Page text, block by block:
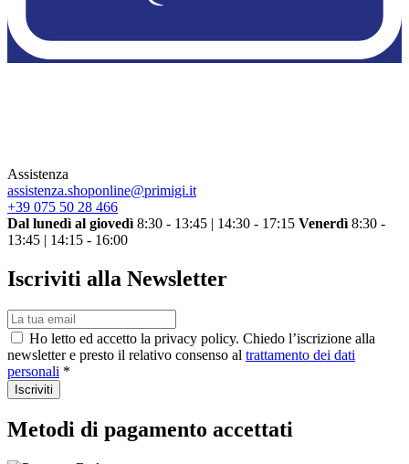
Assistenza
assistenza.shoponline@primigi.it
+39 075 50 28 466
Dal lunedì al giovedì 8:30 - 13:45 | 14:30 - 17:15 Venerdì 8:30 -
13:45 | 14:15 - 16:00
Iscriviti alla Newsletter
Ho letto ed accetto la privacy policy. Chiedo l’iscrizione alla
newsletter e presto il relativo consenso al trattamento dei dati
personali *
Iscriviti
Metodi di pagamento accettati